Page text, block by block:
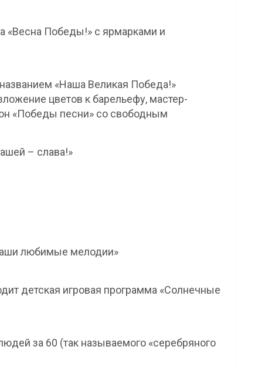
«Весна Победы!» с ярмарками и
«Наша Великая Победа!»
цветов к барельефу, мастер-
«Победы песни» со свободным
– слава!»
любимые мелодии»
детская игровая программа «Солнечные
за 60 (так называемого «серебряного